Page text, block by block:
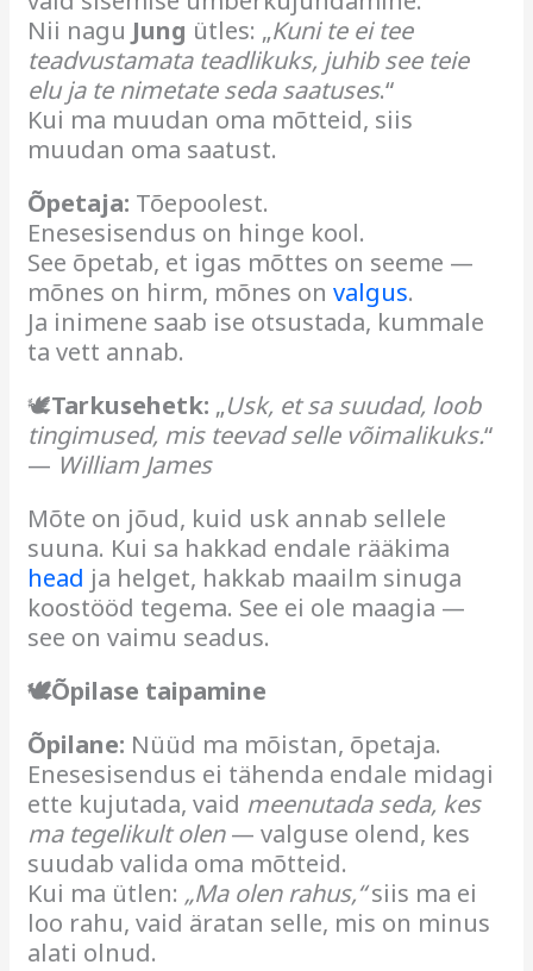
Nii nagu Jung ütles: „Kuni te ei tee
teadvustamata teadlikuks, juhib see teie
elu ja te nimetate seda saatuses.“
Kui ma muudan oma mõtteid, siis
muudan oma saatust.
Õpetaja: Tõepoolest.
Enesesisendus on hinge kool.
See õpetab, et igas mõttes on seeme —
mõnes on hirm, mõnes onvalgus.
Ja inimene saab ise otsustada, kummale
ta vett annab.
🕊Tarkusehetk: „Usk, et sa suudad, loob
tingimused, mis teevad selle võimalikuks.“
— William James
Mõte on jõud, kuid usk annab sellele
suuna. Kui sa hakkad endale rääkima
head ja helget, hakkab maailm sinuga
koostööd tegema. See ei ole maagia —
see on vaimu seadus.
🕊Õpilase taipamine
Õpilane: Nüüd ma mõistan, õpetaja.
Enesesisendus ei tähenda endale midagi
ette kujutada, vaid meenutada seda, kes
ma tegelikult olen— valguse olend, kes
suudab valida oma mõtteid.
Kui ma ütlen: „Ma olen rahus,“siis ma ei
loo rahu, vaid äratan selle, mis on minus
alati olnud.